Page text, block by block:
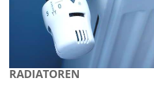
RADIATOREN